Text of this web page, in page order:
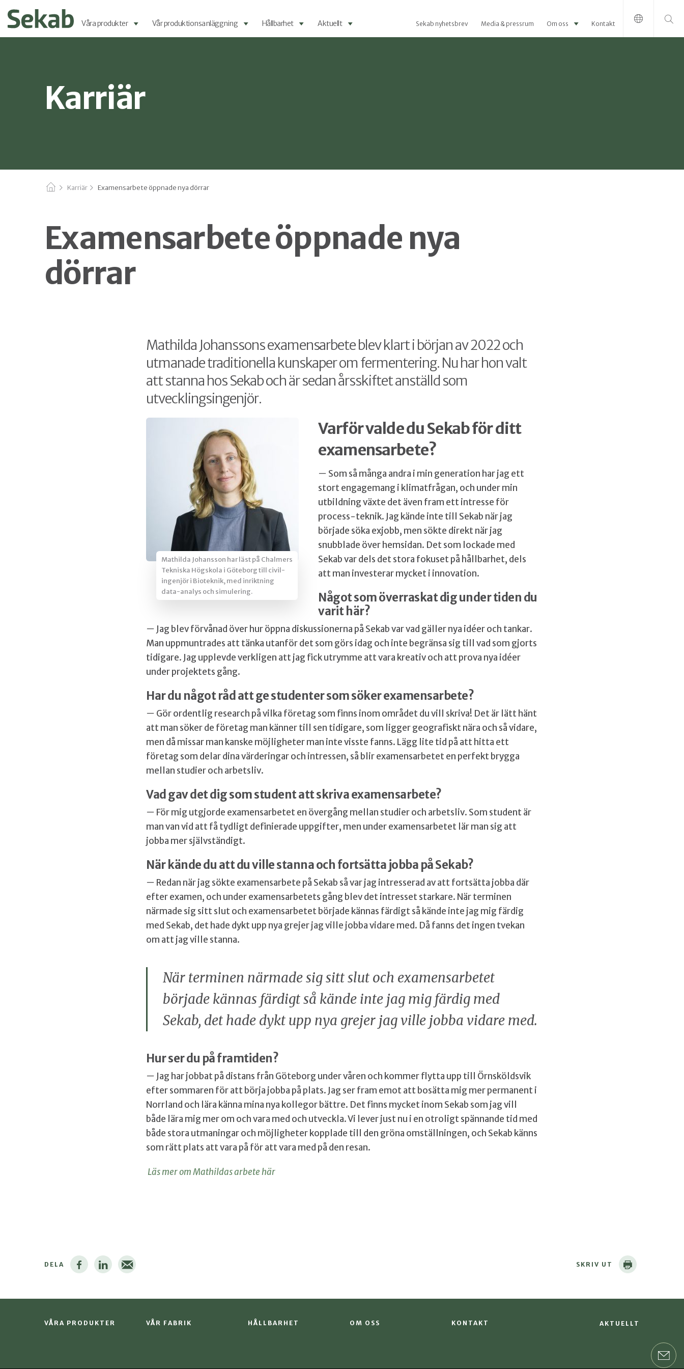
Våra produkter Vår produktionsanläggning Hållbarhet Aktuellt Sekab nyhetsbrev Media & pressrum Om oss Kontakt
Karriär
Karriär Examensarbete öppnade nya dörrar
Examensarbete öppnade nya
dörrar
Mathilda Johanssons examensarbete blev klart i början av 2022 och
utmanade traditionella kunskaper om fermentering. Nu har hon valt
att stanna hos Sekab och är sedan årsskiftet anställd som
utvecklingsingenjör.
Mathilda Johansson har läst på Chalmers
Tekniska Högskola i Göteborg till civil-
ingenjör i Bioteknik, med inriktning
data-analys och simulering.
Varför valde du Sekab för ditt
examensarbete?
— Som så många andra i min generation har jag ett
stort engagemang i klimatfrågan, och under min
utbildning växte det även fram ett intresse för
process-teknik. Jag kände inte till Sekab när jag
började söka exjobb, men sökte direkt när jag
snubblade över hemsidan. Det som lockade med
Sekab var dels det stora fokuset på hållbarhet, dels
att man investerar mycket i innovation.
Något som överraskat dig under tiden du
varit här?
— Jag blev förvånad över hur öppna diskussionerna på Sekab var vad gäller nya idéer och tankar.
Man uppmuntrades att tänka utanför det som görs idag och inte begränsa sig till vad som gjorts
tidigare. Jag upplevde verkligen att jag fick utrymme att vara kreativ och att prova nya idéer
under projektets gång.
Har du något råd att ge studenter som söker examensarbete?
— Gör ordentlig research på vilka företag som finns inom området du vill skriva! Det är lätt hänt
att man söker de företag man känner till sen tidigare, som ligger geografiskt nära och så vidare,
men då missar man kanske möjligheter man inte visste fanns. Lägg lite tid på att hitta ett
företag som delar dina värderingar och intressen, så blir examensarbetet en perfekt brygga
mellan studier och arbetsliv.
Vad gav det dig som student att skriva examensarbete?
— För mig utgjorde examensarbetet en övergång mellan studier och arbetsliv. Som student är
man van vid att få tydligt definierade uppgifter, men under examensarbetet lär man sig att
jobba mer självständigt.
När kände du att du ville stanna och fortsätta jobba på Sekab?
— Redan när jag sökte examensarbete på Sekab så var jag intresserad av att fortsätta jobba där
efter examen, och under examensarbetets gång blev det intresset starkare. När terminen
närmade sig sitt slut och examensarbetet började kännas färdigt så kände inte jag mig färdig
med Sekab, det hade dykt upp nya grejer jag ville jobba vidare med. Då fanns det ingen tvekan
om att jag ville stanna.
När terminen närmade sig sitt slut och examensarbetet
började kännas färdigt så kände inte jag mig färdig med
Sekab, det hade dykt upp nya grejer jag ville jobba vidare med.
Hur ser du på framtiden?
— Jag har jobbat på distans från Göteborg under våren och kommer flytta upp till Örnsköldsvik
efter sommaren för att börja jobba på plats. Jag ser fram emot att bosätta mig mer permanent i
Norrland och lära känna mina nya kollegor bättre. Det finns mycket inom Sekab som jag vill
både lära mig mer om och vara med och utveckla. Vi lever just nu i en otroligt spännande tid med
både stora utmaningar och möjligheter kopplade till den gröna omställningen, och Sekab känns
som rätt plats att vara på för att vara med på den resan.
Läs mer om Mathildas arbete här
DELA SKRIV UT
VÅRA PRODUKTER VÅR FABRIK HÅLLBARHET OM OSS KONTAKT AKTUELLT